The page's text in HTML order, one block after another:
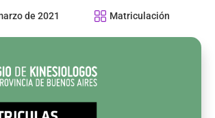
de 2021 Matriculación